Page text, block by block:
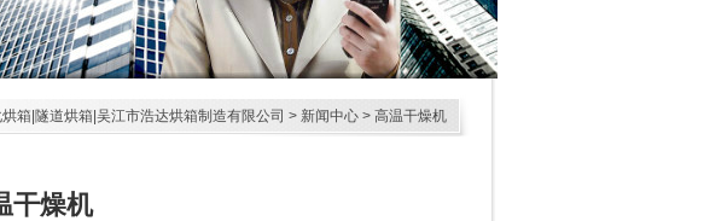
箱|隧道烘箱|吴江市浩达烘箱制造有限公司 > 新闻中心 > 高温干燥机
干燥机